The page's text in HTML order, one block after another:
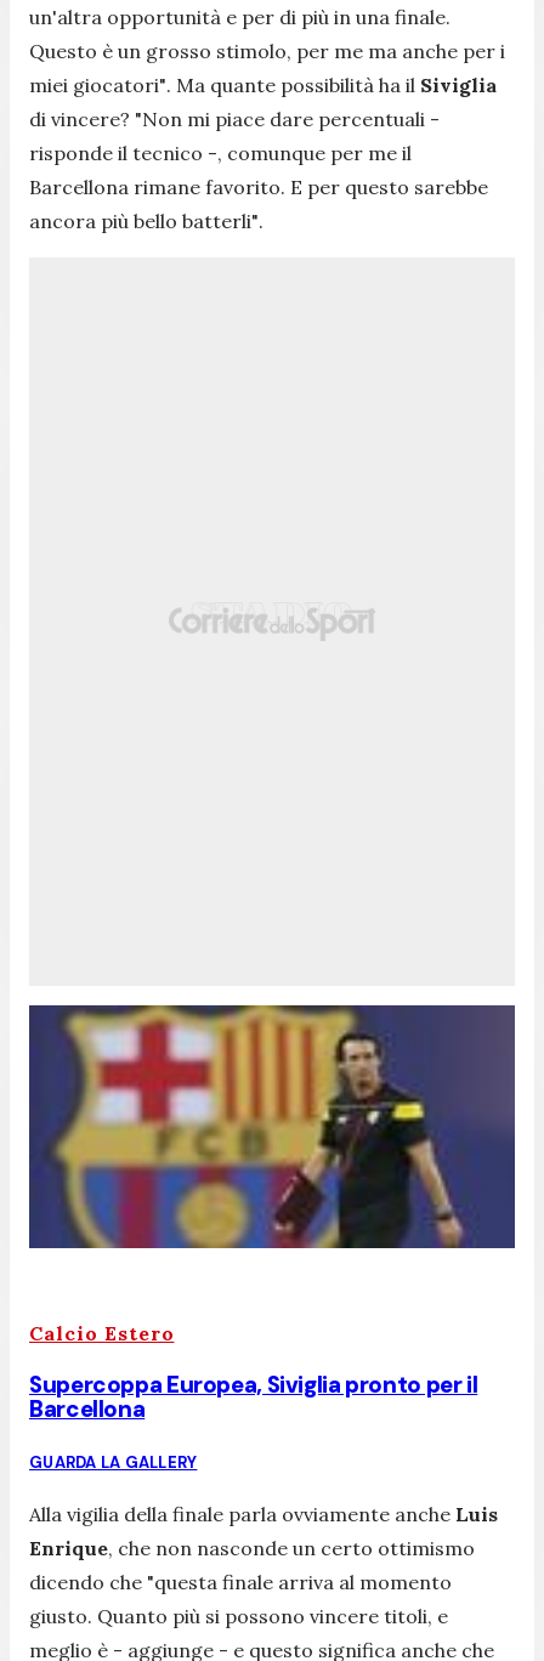
un'altra opportunità e per di più in una finale.
Questo è un grosso stimolo, per me ma anche per i
miei giocatori". Ma quante possibilità ha il Siviglia
di vincere? "Non mi piace dare percentuali -
risponde il tecnico -, comunque per me il
Barcellona rimane favorito. E per questo sarebbe
ancora più bello batterli".
Calcio Estero
Supercoppa Europea, Siviglia pronto per il
Barcellona
GUARDA LA GALLERY
Alla vigilia della finale parla ovviamente anche Luis
Enrique, che non nasconde un certo ottimismo
dicendo che "questa finale arriva al momento
giusto. Quanto più si possono vincere titoli, e
meglio è - aggiunge - e questo significa anche che